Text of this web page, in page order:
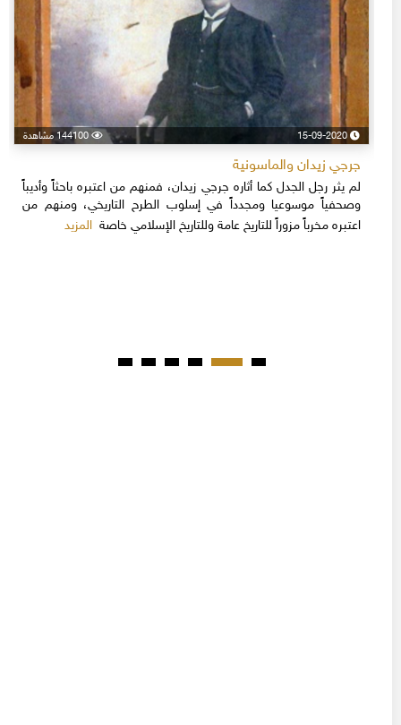
15-09-2020 144100 مشاهدة
جرجي زيدان والماسونية
لم يثر رجل الجدل كما أثاره جرجي زيدان، فمنهم من اعتبره باحثاً وأديباً
وصحفياً موسوعيا ومجدداً في إسلوب الطرح التاريخي، ومنهم من
اعتبره مخرباً مزوراً للتاريخ عامة وللتاريخ الإسلامي خاصةالمزيد